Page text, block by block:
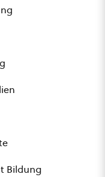
Bildung